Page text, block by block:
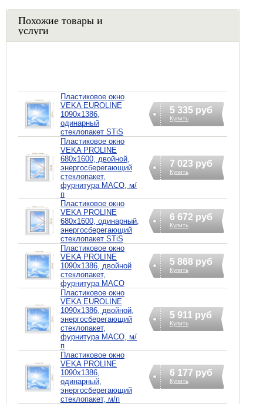
Похожие товары и
услуги
Пластиковое окно
VEKA EUROLINE
1090х1386,
одинарный
стеклопакет STiS
5 335 руб
Купить
Пластиковое окно
VEKA PROLINE
680х1600, двойной,
энергосберегающий
стеклопакет,
фурнитура MACO, м/
п
7 023 руб
Купить
Пластиковое окно
VEKA PROLINE
680х1600, одинарный,
энергосберегающий
стеклопакет STiS
6 672 руб
Купить
Пластиковое окно
VEKA PROLINE
1090х1386, двойной
стеклопакет,
фурнитура MACO
5 868 руб
Купить
Пластиковое окно
VEKA EUROLINE
1090х1386, двойной,
энергосберегающий
стеклопакет,
фурнитура MACO, м/
п
5 911 руб
Купить
Пластиковое окно
VEKA PROLINE
1090х1386,
одинарный,
энергосберегающий
стеклопакет, м/п
6 177 руб
Купить